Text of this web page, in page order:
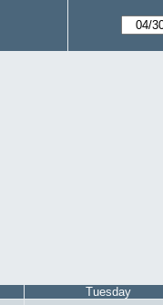
Tuesday